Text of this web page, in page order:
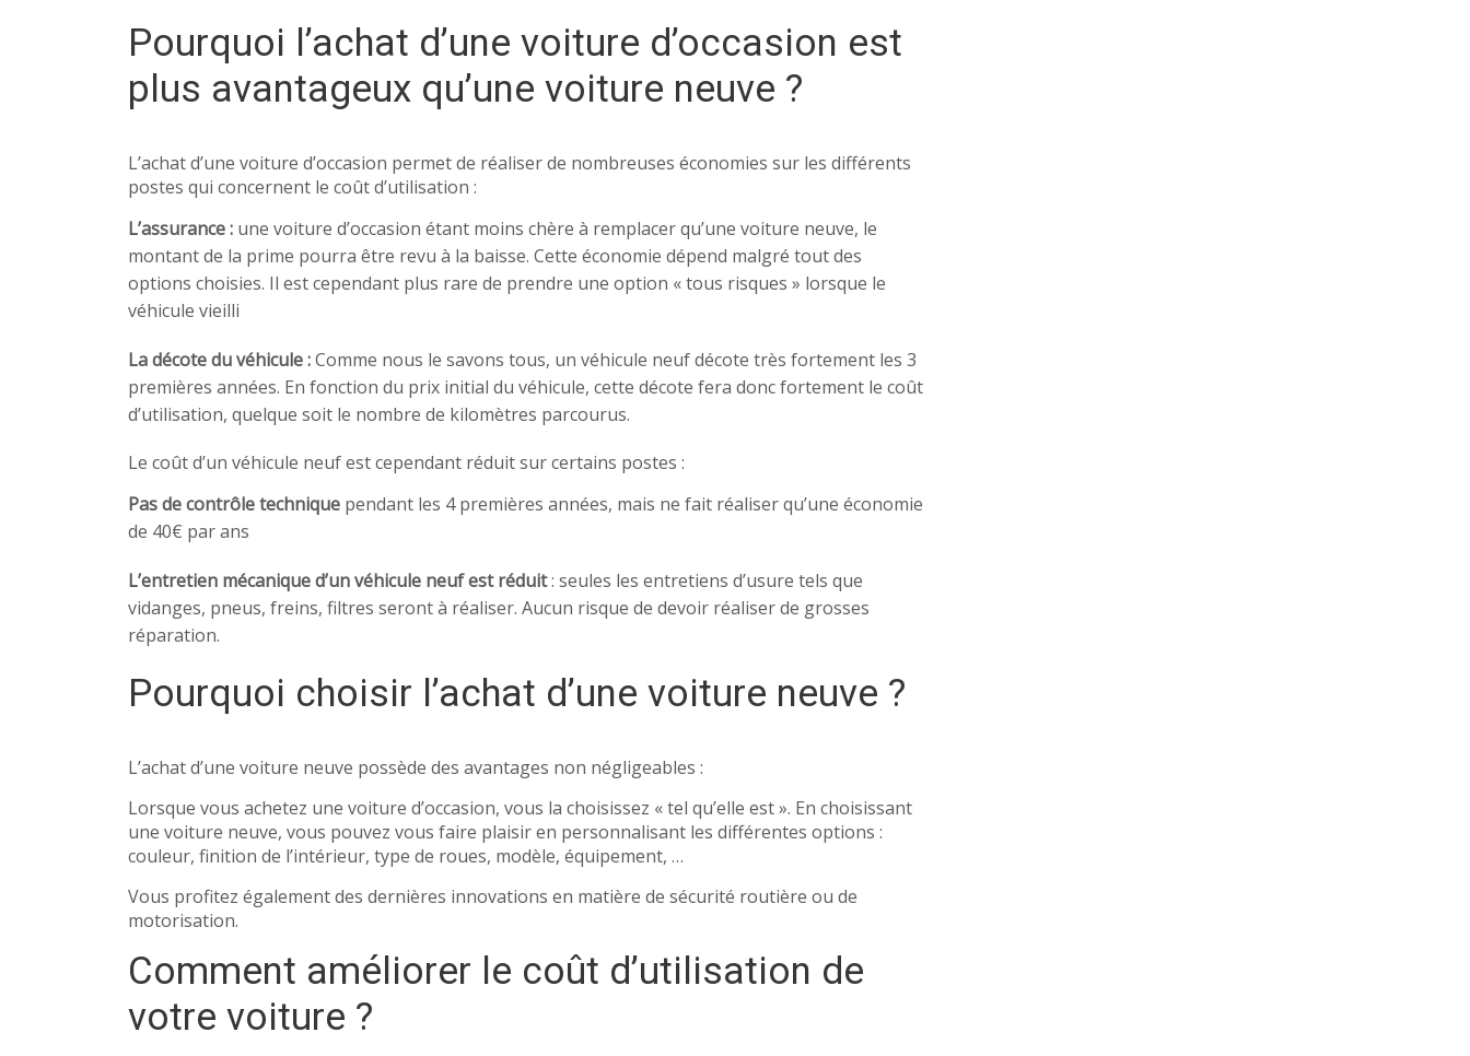
Pourquoi l’achat d’une voiture d’occasion est
plus avantageux qu’une voiture neuve ?
L’achat d’une voiture d’occasion permet de réaliser de nombreuses économies sur les différents
postes qui concernent le coût d’utilisation :
L’assurance : une voiture d’occasion étant moins chère à remplacer qu’une voiture neuve, le
montant de la prime pourra être revu à la baisse. Cette économie dépend malgré tout des
options choisies. Il est cependant plus rare de prendre une option « tous risques » lorsque le
véhicule vieilli
La décote du véhicule :Comme nous le savons tous, un véhicule neuf décote très fortement les 3
premières années. En fonction du prix initial du véhicule, cette décote fera donc fortement le coût
d’utilisation, quelque soit le nombre de kilomètres parcourus.
Le coût d’un véhicule neuf est cependant réduit sur certains postes :
Pas de contrôle technique pendant les 4 premières années, mais ne fait réaliser qu’une économie
de 40€ par ans
L’entretien mécanique d’un véhicule neuf est réduit: seules les entretiens d’usure tels que
vidanges, pneus, freins, filtres seront à réaliser. Aucun risque de devoir réaliser de grosses
réparation.
Pourquoi choisir l’achat d’une voiture neuve ?
L’achat d’une voiture neuve possède des avantages non négligeables :
Lorsque vous achetez une voiture d’occasion, vous la choisissez « tel qu’elle est ». En choisissant
une voiture neuve, vous pouvez vous faire plaisir en personnalisant les différentes options :
couleur, finition de l’intérieur, type de roues, modèle, équipement, …
Vous profitez également des dernières innovations en matière de sécurité routière ou de
motorisation.
Comment améliorer le coût d’utilisation de
votre voiture ?